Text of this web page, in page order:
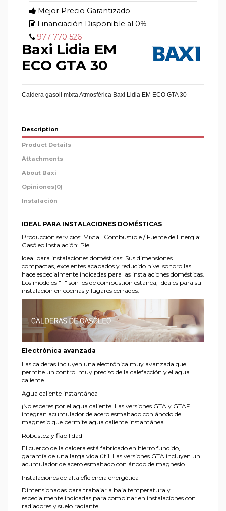
Mejor Precio Garantizado
Financiación Disponible al 0%
977 770 526
Baxi Lidia EM
ECO GTA 30
Caldera gasoil mixta Atmosférica Baxi Lidia EM ECO GTA 30
Description
Product Details
Attachments
About Baxi
Opiniones(0)
Instalación
IDEAL PARA INSTALACIONES DOMÉSTICAS
Producción servicios: Mixta Combustible / Fuente de Energía:
Gasóleo Instalación: Pie
Ideal para instalaciones domésticas: Sus dimensiones
compactas, excelentes acabados y reducido nivel sonoro las
hace especialmente indicadas para las instalaciones domésticas.
Los modelos "F" son los de combustión estanca, ideales para su
instalación en cocinas y lugares cerrados.
Electrónica avanzada
Las calderas incluyen una electrónica muy avanzada que
permite un control muy preciso de la calefacción y el agua
caliente.
Agua caliente instantánea
¡No esperes por el agua caliente! Las versiones GTA y GTAF
integran acumulador de acero esmaltado con ánodo de
magnesio que permite agua caliente instantánea.
Robustez y fiabilidad
El cuerpo de la caldera está fabricado en hierro fundido,
garantía de una larga vida útil. Las versiones GTA incluyen un
acumulador de acero esmaltado con ánodo de magnesio.
Instalaciones de alta eficiencia energética
Dimensionadas para trabajar a baja temperatura y
especialmente indicadas para combinar en instalaciones con
radiadores y suelo radiante.